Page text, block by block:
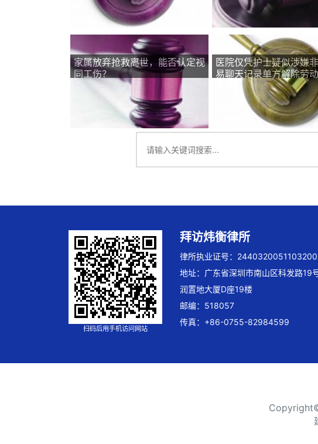
家属放弃抢救离世，能否认定视
同工伤？
医院仅凭护士疑似涉嫌
易聊天记录单方解除劳
扫码后用手机访问网站
拜访炜衡律所
律所执业证号：
地址：广东省深圳市南山区科发路19
润置地大厦D座19楼
邮编：518057
传真：+86-0755-82984599